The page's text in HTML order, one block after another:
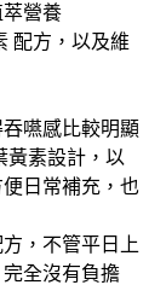
營養
配方，以及維
嚥感比較明顯
黃素設計，以
日常補充，也
，不管平日上
全沒有負擔